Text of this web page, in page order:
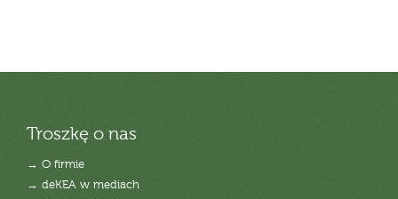
Troszkę o nas
→ O firmie
→ deKEA w mediach